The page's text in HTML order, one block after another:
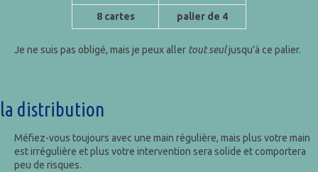
8cartes palier de 4
Je ne suis pas obligé, mais je peux aller tout seuljusqu’à ce palier.
la distribution
Méfiez-vous toujours avec une main régulière, mais plus votre main
est irrégulière et plus votre intervention sera solide et comportera
peu de risques.